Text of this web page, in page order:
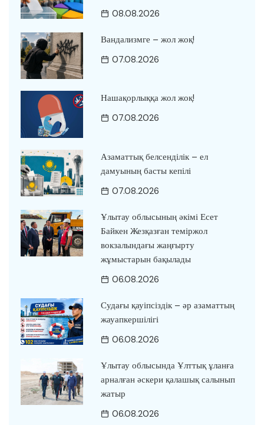
08.08.2026
Вандализмге – жол жоқ!
07.08.2026
Нашақорлыққа жол жоқ!
07.08.2026
Азаматтық белсенділік – ел
дамуының басты кепілі
07.08.2026
Ұлытау облысының әкімі Есет
Байкен Жезқазған теміржол
вокзалындағы жаңғырту
жұмыстарын бақылады
06.08.2026
Судағы қауіпсіздік – әр азаматтың
жауапкершілігі
06.08.2026
Ұлытау облысында Ұлттық ұланға
арналған әскери қалашық салынып
жатыр
06.08.2026